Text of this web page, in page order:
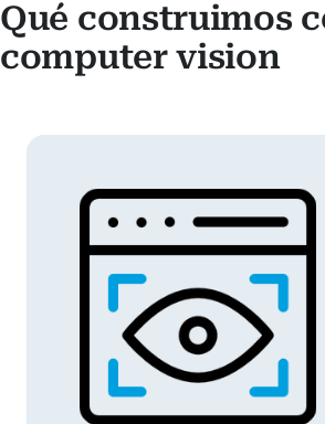
Qué construimos
computer vision